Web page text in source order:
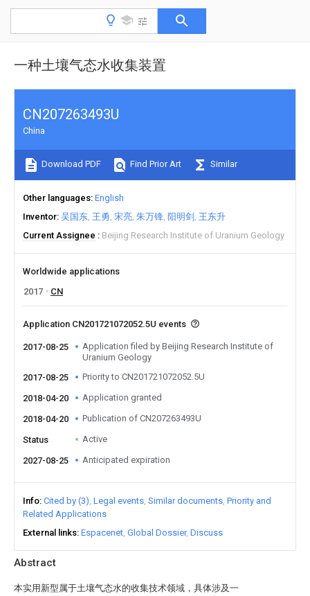
一种土壤气态水收集装置
Abstract
本实用新型属于土壤气态水的收集技术领域，具体涉及一
CN207263493U
China
Download PDF Find Prior Art Similar
Other languages English
Inventor 吴国东 王勇 宋亮 朱万锋 阳明剑
王东升
Current Assignee
Beijing Research Institute of Uranium Geology
Worldwide applications
2017
CN
Application CN201721072052.5U events
2017-08-25
Application filed by Beijing Research Institute of
Uranium Geology
2017-08-25
Priority to CN201721072052.5U
2018-04-20 Application granted
2018-04-20 Publication of CN207263493U
Status Active
2027-08-25 Anticipated expiration
Info Cited by (3) Legal events Similar documents Priority and
Related Applications
External links Espacenet Global Dossier Discuss